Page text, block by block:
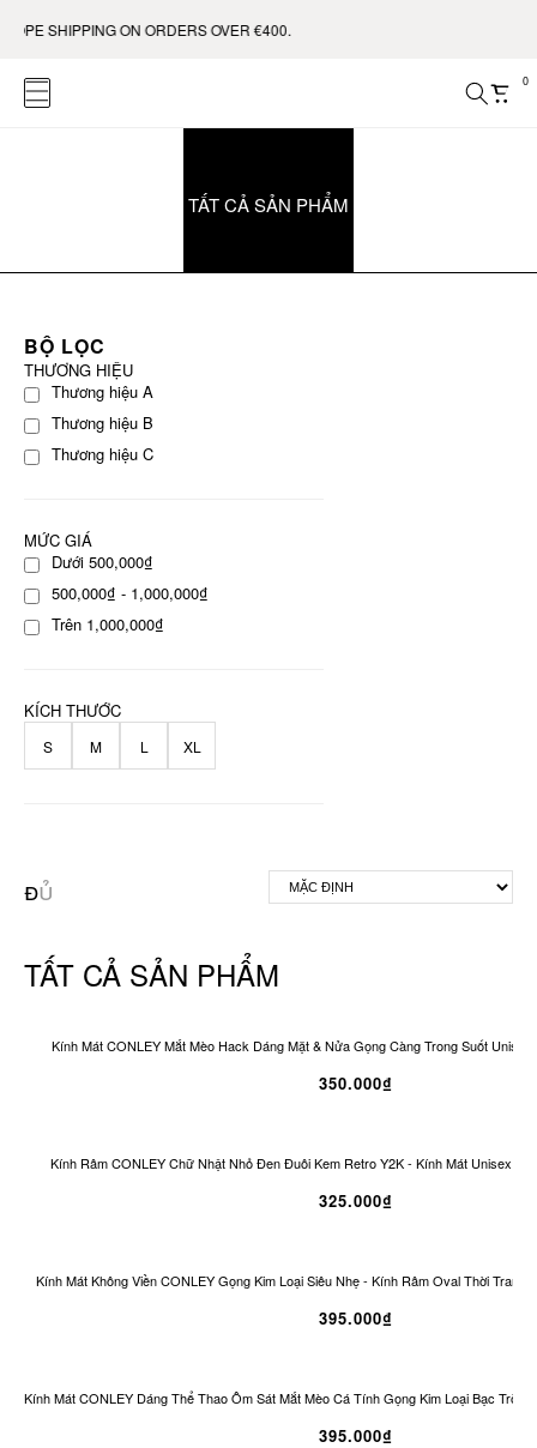
SHIPPING ON ORDERS OVER €400.
0
TẤT CẢ SẢN PHẨM
BỘ LỌC
THƯƠNG HIỆU
Thương hiệu A
Thương hiệu B
Thương hiệu C
MỨC GIÁ
Dưới 500,000₫
500,000₫ - 1,000,000₫
Trên 1,000,000₫
KÍCH THƯỚC
S M L XL
TẤT CẢ SẢN PHẨM
Kính Mát CONLEY Mắt Mèo Hack Dáng Mặt & Nửa Gọng Càng Trong Suốt
350.000₫
Kính Râm CONLEY Chữ Nhật Nhỏ Đen Đuôi Kem Retro Y2K - Kính Mát Unisex
325.000₫
Kính Mát Không Viền CONLEY Gọng Kim Loại Siêu Nhẹ - Kính Râm Oval Thời Trang
395.000₫
Kính Mát CONLEY Dáng Thể Thao Ôm Sát Mắt Mèo Cá Tính Gọng Kim Loại Bạc
395.000₫